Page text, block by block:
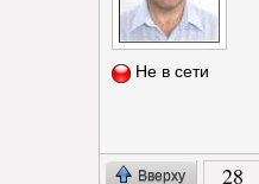
Не в сети
Вверху 28